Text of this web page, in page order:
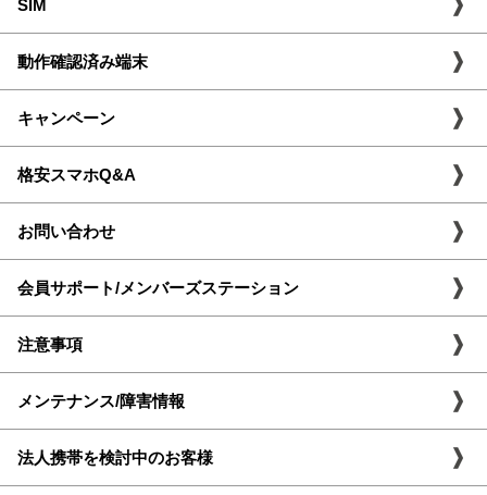
SIM
動作確認済み端末
キャンペーン
格安スマホQ&A
お問い合わせ
会員サポート/メンバーズステーション
注意事項
メンテナンス/障害情報
法人携帯を検討中のお客様